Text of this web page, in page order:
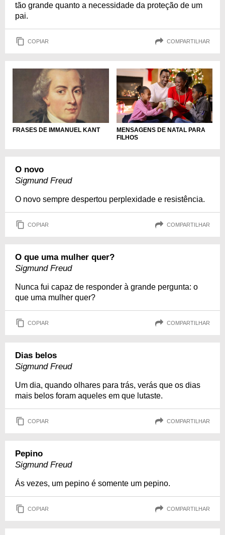
tão grande quanto a necessidade da proteção de um
pai.
COPIAR COMPARTILHAR
FRASES DE IMMANUEL KANT
MENSAGENS DE NATAL PARA
FILHOS
O novo
Sigmund Freud
O novo sempre despertou perplexidade e resistência.
COPIAR COMPARTILHAR
O que uma mulher quer?
Sigmund Freud
Nunca fui capaz de responder à grande pergunta: o
que uma mulher quer?
COPIAR COMPARTILHAR
Dias belos
Sigmund Freud
Um dia, quando olhares para trás, verás que os dias
mais belos foram aqueles em que lutaste.
COPIAR COMPARTILHAR
Pepino
Sigmund Freud
Ás vezes, um pepino é somente um pepino.
COPIAR COMPARTILHAR